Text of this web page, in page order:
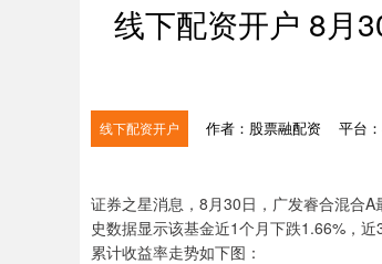
线下配资开户 8月
线下配资开户 作者：股票融配资 平台
证券之星消息，8月30日，广发睿合混合
史数据显示该基金近1个月下跌1.66%，
累计收益率走势如下图：